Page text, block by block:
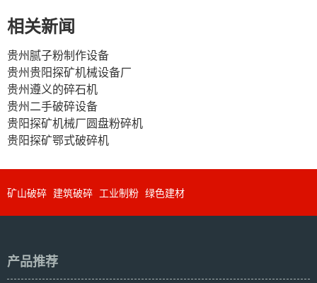
相关新闻
贵州腻子粉制作设备
贵州贵阳探矿机械设备厂
贵州遵义的碎石机
贵州二手破碎设备
贵阳探矿机械厂圆盘粉碎机
贵阳探矿鄂式破碎机
矿山破碎 建筑破碎 工业制粉 绿色建材
产品推荐